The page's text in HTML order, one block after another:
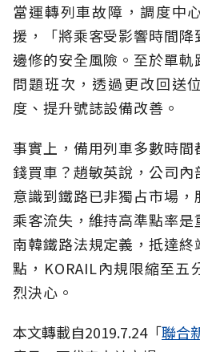
當運轉列車故障，調度中
援，「將乘客受影響時間
邊修的安全風險。至於單
問題班次，透過更改回送
度、提升號誌設備改善。
事實上，備用列車多數時
錢買車？趙敏英說，公司
意識到鐵路已非獨占市場
乘客流失，維持高準點率是
南韓鐵路法規定義，抵達
點，KORAIL內規限縮至五
烈決心。
本文轉載自2019.7.24「聯合